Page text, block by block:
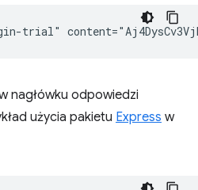
nagłówku odpowiedzi
użycia pakietu Express w